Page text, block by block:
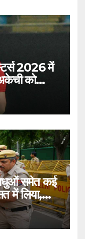
2026 में
अकेची को
समेत कई
में लिया,